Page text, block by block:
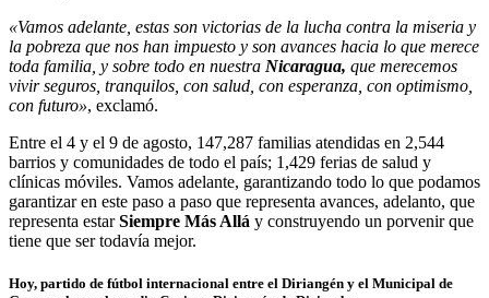
«Vamos adelante, estas son victorias de la lucha contra la miseria y
la pobreza que nos han impuesto y son avances hacia lo que merece
toda familia, y sobre todo en nuestra Nicaragua, que merecemos
vivir seguros, tranquilos, con salud, con esperanza, con optimismo,
con futuro», exclamó.
Entre el 4 y el 9 de agosto, 147,287 familias atendidas en 2,544
barrios y comunidades de todo el país; 1,429 ferias de salud y
clínicas móviles. Vamos adelante, garantizando todo lo que podamos
garantizar en este paso a paso que representa avances, adelanto, que
representa estarSiempre Más Allá y construyendo un porvenir que
tiene que ser todavía mejor.
Hoy, partido de fútbol internacional entre el Diriangén y el Municipal de